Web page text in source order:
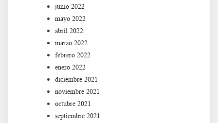
junio 2022
mayo 2022
abril 2022
marzo 2022
febrero 2022
enero 2022
diciembre 2021
noviembre 2021
octubre 2021
septiembre 2021